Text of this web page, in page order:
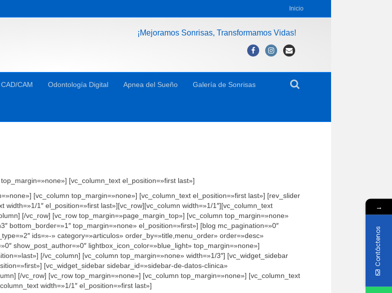
Inicio
¡Mejoramos Sonrisas, Transformamos Vidas!
FacebookInstagram
CAM Odontología Digital Apnea del Sueño Galería de Sonrisas
[vc_column_text el_position=»first last»]
[vc_column top_margin=»none»] [vc_column_text el_position=»first last»] [rev_slider
width=»1/1″ el_position=»first last»][vc_row][vc_column width=»1/1″][vc_column_text
[/vc_row] [vc_row top_margin=»page_margin_top»] [vc_column top_margin=»none»
bottom_border=»1″ top_margin=»none» el_position=»first»] [blog mc_pagination=»0″
ids=»-» category=»articulos» order_by=»title,menu_order» order=»desc»
show_post_author=»0″ lightbox_icon_color=»blue_light» top_margin=»none»]
[/vc_column] [vc_column top_margin=»none» width=»1/3″] [vc_widget_sidebar
[vc_widget_sidebar sidebar_id=»sidebar-de-datos-clinica»
[/vc_row] [vc_row top_margin=»none»] [vc_column top_margin=»none»] [vc_column_text
width=»1/1″ el_position=»first last»]
→
Contáctenos